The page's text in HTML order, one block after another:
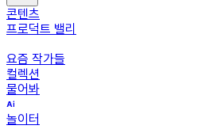
콘텐츠
프로덕트 밸리
요즘 작가들
컬렉션
물어봐
놀이터